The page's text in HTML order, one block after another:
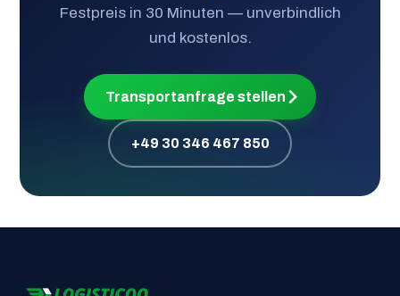
Festpreis in 30 Minuten — unverbindlich
und kostenlos.
Transportanfrage stellen
+49 30 346 467 850